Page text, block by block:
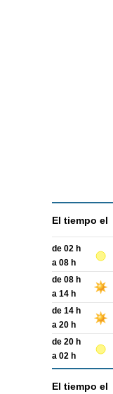
El tiempo el
de 02 h
a 08 h
de 08 h
a 14 h
de 14 h
a 20 h
de 20 h
a 02 h
El tiempo el